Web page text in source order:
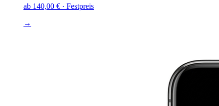
ab 140,00 € · Festpreis
→